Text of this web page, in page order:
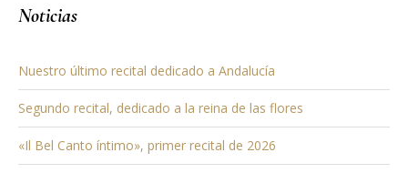
Noticias
Nuestro último recital dedicado a Andalucía
Segundo recital, dedicado a la reina de las flores
«Il Bel Canto íntimo», primer recital de 2026